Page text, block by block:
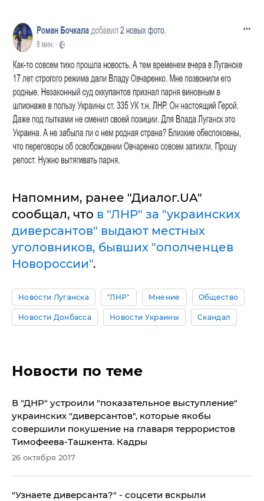
Напомним, ранее "Диалог.UA"
сообщал, что в "ЛНР" за "украинских
диверсантов" выдают местных
уголовников, бывших "ополченцев
Новороссии".
Новости Луганска "ЛНР" Мнение Общество
Новости Донбасса Новости Украины Скандал
Новости по теме
В "ДНР" устроили "показательное выступление"
украинских "диверсантов", которые якобы
совершили покушение на главаря террористов
Тимофеева-Ташкента. Кадры
26 октября 2017
"Узнаете диверсанта?" - соцсети вскрыли